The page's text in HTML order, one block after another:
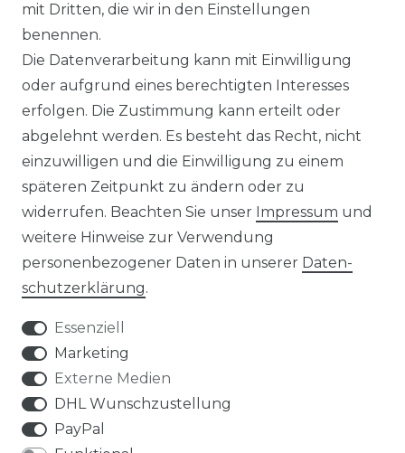
KLIMA- UND UMWELTSCHUTZ
LEXIKON
UNTERNEHMEN
ÜBER UNS
KONTAKT
HERSTELLER
mit Dritten, die wir in den Einstellungen
benennen.
Die Datenverarbeitung kann mit Einwilligung
oder aufgrund eines berechtigten Interesses
erfolgen. Die Zustimmung kann erteilt oder
abgelehnt werden. Es besteht das Recht, nicht
einzuwilligen und die Einwilligung zu einem
späteren Zeitpunkt zu ändern oder zu
widerrufen. Beachten Sie unser Impressum und
weitere Hinweise zur Verwendung
personenbezogener Daten in unserer Daten­
schutz­erklärung.
Essenziell
Marketing
Externe Medien
DHL Wunschzustellung
PayPal